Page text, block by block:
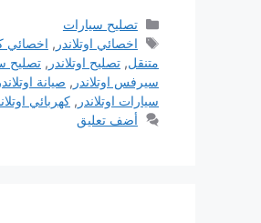
التصنيفات
تصليح سيارات
الوسوم
اخصائي اوتلاندر , اخصائي
متنقل, تصليح اوتلاندر , تصليح
سيرفس اوتلاندر , صيانة اوتلاندر
سيارات اوتلاندر , كهربائي
أضف تعليق